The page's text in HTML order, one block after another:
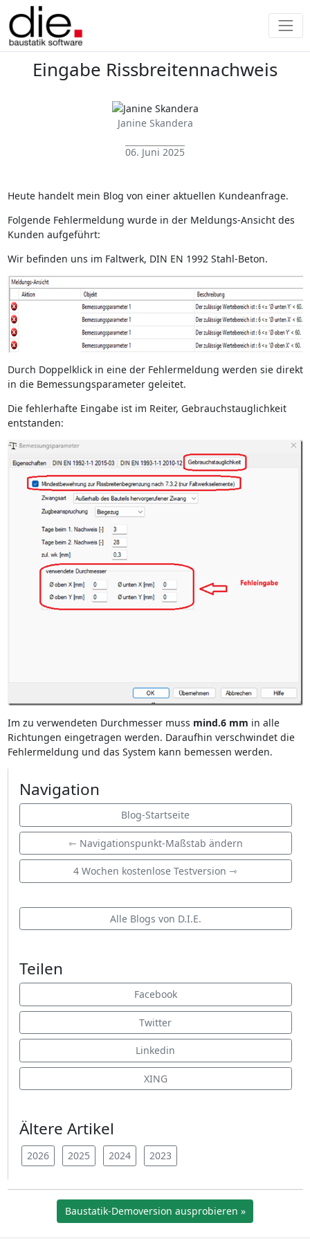
Eingabe Rissbreitennachweis
Janine Skandera
06. Juni 2025
Heute handelt mein Blog von einer aktuellen Kundeanfrage.
Folgende Fehlermeldung wurde in der Meldungs-Ansicht des
Kunden aufgeführt:
Wir befinden uns im Faltwerk, DIN EN 1992 Stahl-Beton.
Durch Doppelklick in eine der Fehlermeldung werden sie direkt
in die Bemessungsparameter geleitet.
Die fehlerhafte Eingabe ist im Reiter, Gebrauchstauglichkeit
entstanden:
Im zu verwendeten Durchmesser muss mind.6 mm in alle
Richtungen eingetragen werden. Daraufhin verschwindet die
Fehlermeldung und das System kann bemessen werden.
Navigation
Blog-Startseite
⇽ Navigationspunkt-Maßstab ändern
4 Wochen kostenlose Testversion ⇾
Alle Blogs von D.I.E.
Teilen
Facebook
Twitter
Linkedin
XING
Ältere Artikel
2026 2025 2024 2023
Baustatik-Demoversion ausprobieren »